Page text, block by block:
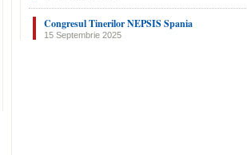
Congresul Tinerilor NEPSIS Spania
15 Septembrie 2025